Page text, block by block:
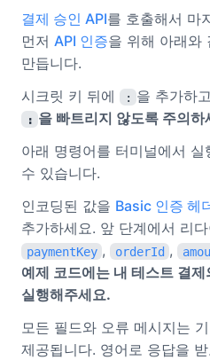
결제 승인 API를 호출해서 마
먼저 API 인증을 위해 아래와
만듭니다.
시크릿 키 뒤에
: 을 추가하
: 을 빠트리지 않도록 주의하
아래 명령어를 터미널에서
수 있습니다.
인코딩된 값을 Basic 인증 헤
추가하세요. 앞 단계에서 리
paymentKey , orderId ,
예제 코드에는 내 테스트 결제
실행해주세요.
모든 필드와 오류 메시지는
제공됩니다. 영어로 응답을